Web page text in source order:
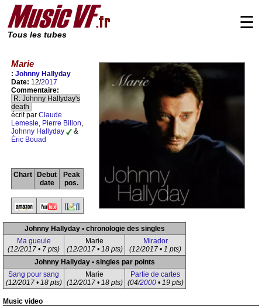
Tous les tubes
☰
Marie
: Johnny Hallyday
Date: 12/2017
Commentaire:
R: Johnny Hallyday's
death
écrit par Claude
Lemesle, Pierre Billon,
Johnny Hallyday
&
Éric Bouad
Chart
Debut
date
Peak
pos.
Johnny Hallyday • chronologie des singles
Ma gueule
(12/2017 • 7 pts)
Marie
(12/2017 • 18 pts)
Mirador
(12/2017 • 1 pts)
Johnny Hallyday • singles par points
Sang pour sang
(12/2017 • 18 pts)
Marie
(12/2017 • 18 pts)
Partie de cartes
(04/2000• 19 pts)
Music video